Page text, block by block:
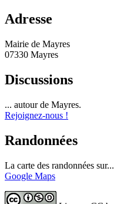
Adresse
Mairie de Mayres
07330 Mayres
Discussions
... autour de Mayres.
Rejoignez-nous !
Randonnées
La carte des randonnées sur...
Google Maps